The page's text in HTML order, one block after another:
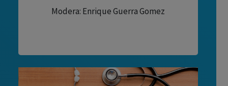
Modera: Enrique Guerra Gomez